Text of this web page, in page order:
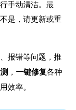
手动清洁。最
是，请更新或重
报错等问题，推
， 一键修复各种
效率。